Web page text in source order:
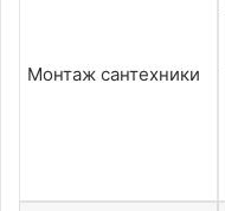
Монтаж сантехники